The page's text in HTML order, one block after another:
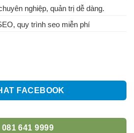
nghiệp, quản trị dễ dàng.
quy trình seo miễn phí
FACEBOOK
081 641 9999